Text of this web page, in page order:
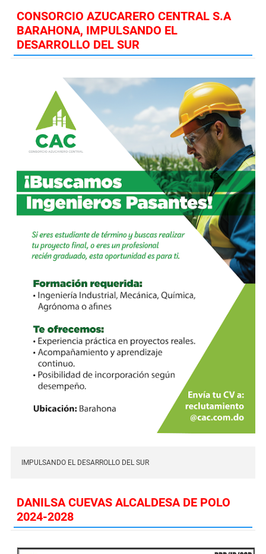
CONSORCIO AZUCARERO CENTRAL S.A
BARAHONA, IMPULSANDO EL
DESARROLLO DEL SUR
IMPULSANDO EL DESARROLLO DEL SUR
DANILSA CUEVAS ALCALDESA DE POLO
2024-2028